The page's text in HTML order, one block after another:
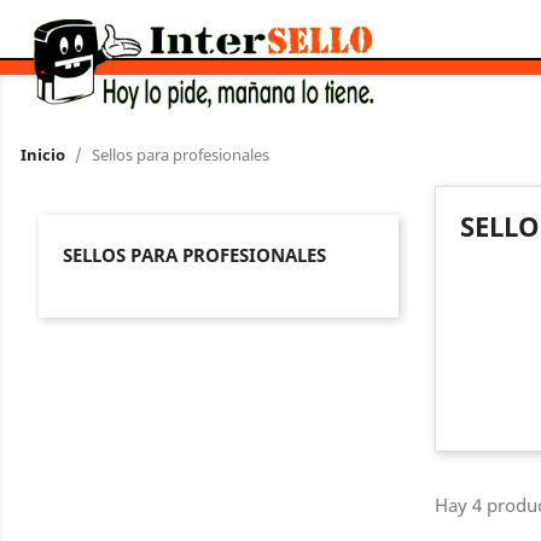
Inicio Sellos para profesionales
SELLOS PARA PROFESIONALES
Hay 4